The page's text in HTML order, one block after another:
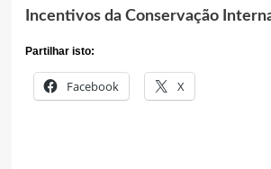
Incentivos da Conservação
Partilhar isto:
Facebook X